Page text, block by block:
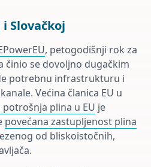
Slovačkoj
, petogodišnji rok za
činio se dovoljno dugačkim
potrebnu infrastrukturu i
Većina članica EU u
plina u EU je
povećana zastupljenost plina
od bliskoistočnih,